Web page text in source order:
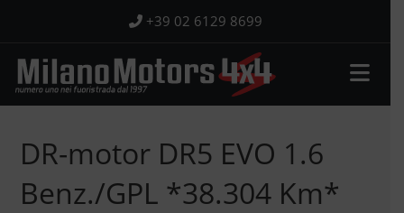
contenuto
+39 02 6129 8699
DR-motor DR5 EVO 1.6
Benz./GPL *38.304 Km*